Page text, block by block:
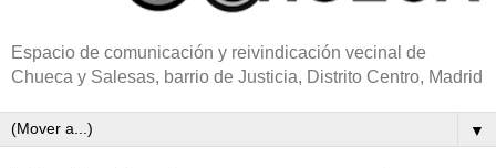
Espacio de comunicación y reivindicación vecinal de
Chueca y Salesas, barrio de Justicia, Distrito Centro, Madrid
▼